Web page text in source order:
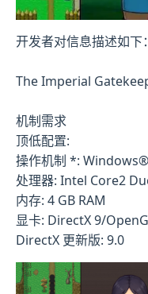
开发者对信息描述如下：
The Imperial
机制需求
顶低配置:
操作机制 *:
处理器: Intel Core2
内存: 4 GB RAM
显卡: DirectX 9/
DirectX 更新版: 9.0